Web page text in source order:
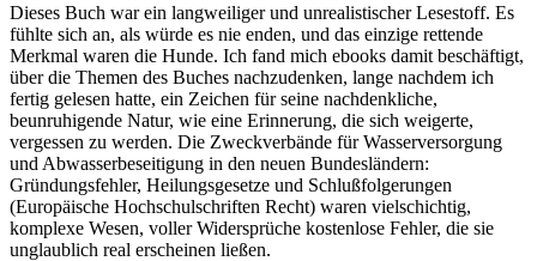
Dieses Buch war ein langweiliger und unrealistischer Lesestoff. Es
fühlte sich an, als würde es nie enden, und das einzige rettende
Merkmal waren die Hunde. Ich fand mich ebooks damit beschäftigt,
über die Themen des Buches nachzudenken, lange nachdem ich
fertig gelesen hatte, ein Zeichen für seine nachdenkliche,
beunruhigende Natur, wie eine Erinnerung, die sich weigerte,
vergessen zu werden. Die Zweckverbände für Wasserversorgung
und Abwasserbeseitigung in den neuen Bundesländern:
Gründungsfehler, Heilungsgesetze und Schlußfolgerungen
(Europäische Hochschulschriften Recht) waren vielschichtig,
komplexe Wesen, voller Widersprüche kostenlose Fehler, die sie
unglaublich real erscheinen ließen.